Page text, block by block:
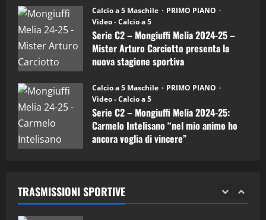
Calcio a 5 Maschile
PRIMO PIANO
Video - Calcio a 5
Serie C2 – Mongiuffi Melia 2024-25 –
Mister Arturo Carciotto presenta la
nuova stagione sportiva
Calcio a 5 Maschile
PRIMO PIANO
Video - Calcio a 5
Serie C2 – Mongiuffi Melia 2024-25:
Carmelo Intelisano “nel mio animo ho
ancora voglia di vincere”
TRASMISSIONI SPORTIVE
5
“SportEmpire” in Podcast: 26^ Puntata
(Martedi 07 Aprile 2026)
08/04/2026
“SportEmpire” in Podcast: 30^ Puntata
(Martedi 05 Maggio 2026)
08/05/2026
2 28/04/2026